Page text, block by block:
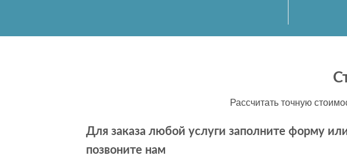
Рассчитать точную
Для заказа любой услуги заполните форму
позвоните нам